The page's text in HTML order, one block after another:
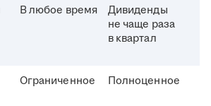
В любое время
Дивиденды
не чаще раза
в квартал
Ограниченное Полноценное